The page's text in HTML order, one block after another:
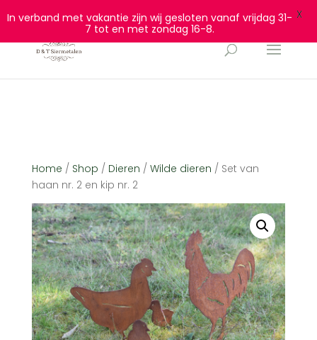
0628932940 info@dtsiermetalen.nl
Home / Shop / Dieren / Wilde dieren / Set van
haan nr. 2 en kip nr. 2
In verband met vakantie zijn wij gesloten vanaf vrijdag 31-
7 tot en met zondag 16-8.
X